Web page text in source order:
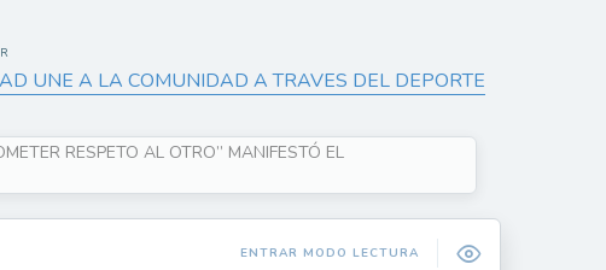
UNE A LA COMUNIDAD A TRAVES DEL DEPORTE
RESPETO AL OTRO” MANIFESTÓ EL
ENTRAR MODO LECTURA